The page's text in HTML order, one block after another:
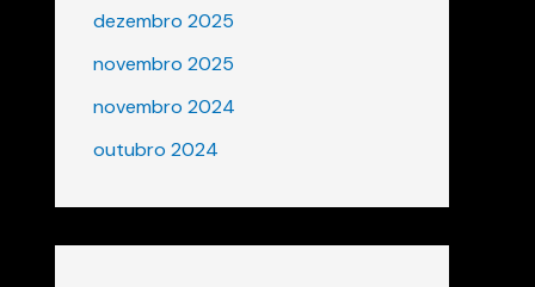
dezembro 2025
novembro 2025
novembro 2024
outubro 2024